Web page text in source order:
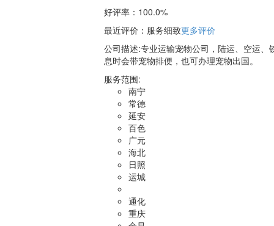
好评率： 100.0%
最近评价 ：服务细致更多评价
公司描述:专业运输宠物公司，陆运、空运
息时会带宠物排便，也可办理宠物出国。
服务范围:
南宁
常德
延安
百色
广元
海北
日照
运城
通化
重庆